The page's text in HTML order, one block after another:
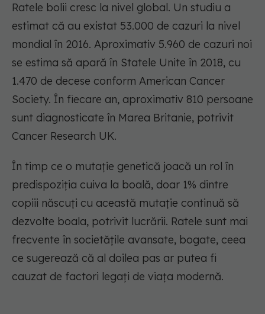
Ratele bolii cresc la nivel global. Un studiu a
estimat că au existat 53.000 de cazuri la nivel
mondial în 2016. Aproximativ 5.960 de cazuri noi
se estima să apară în Statele Unite în 2018, cu
1.470 de decese conform American Cancer
Society. În fiecare an, aproximativ 810 persoane
sunt diagnosticate în Marea Britanie, potrivit
Cancer Research UK.
În timp ce o mutație genetică joacă un rol în
predispoziția cuiva la boală, doar 1% dintre
copiii născuți cu această mutație continuă să
dezvolte boala, potrivit lucrării. Ratele sunt mai
frecvente în societățile avansate, bogate, ceea
ce sugerează că al doilea pas ar putea fi
cauzat de factori legați de viața modernă.